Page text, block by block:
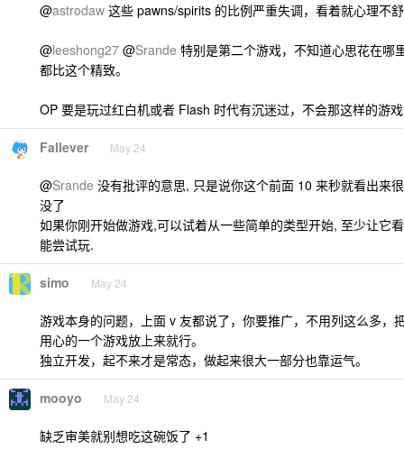
@astrodaw 这些 pawns/spirits 的比例严重失调，看着就心理不
@leeshong27 @Srande 特别是第二个游戏，不知道心思花在哪
都比这个精致。
OP 要是玩过红白机或者 Flash 时代有沉迷过，不会那这样的游
Fallever May 24
@Srande 没有批评的意思, 只是说你这个前面 10 来秒就看出来
没了
如果你刚开始做游戏,可以试着从一些简单的类型开始, 至少让它
能尝试玩.
simo May 24
游戏本身的问题，上面 v 友都说了，你要推广，不用列这么多，
用心的一个游戏放上来就行。
独立开发，起不来才是常态，做起来很大一部分也靠运气。
mooyo May 24
缺乏审美就别想吃这碗饭了 +1